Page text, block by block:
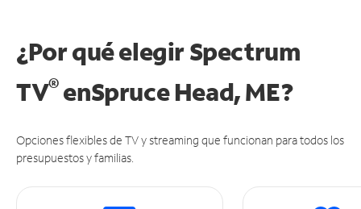
¿Por qué elegir Spectrum
TV®enSpruce Head, ME?
Opciones flexibles de TV y streaming que funcionan para todos los
presupuestos y familias.